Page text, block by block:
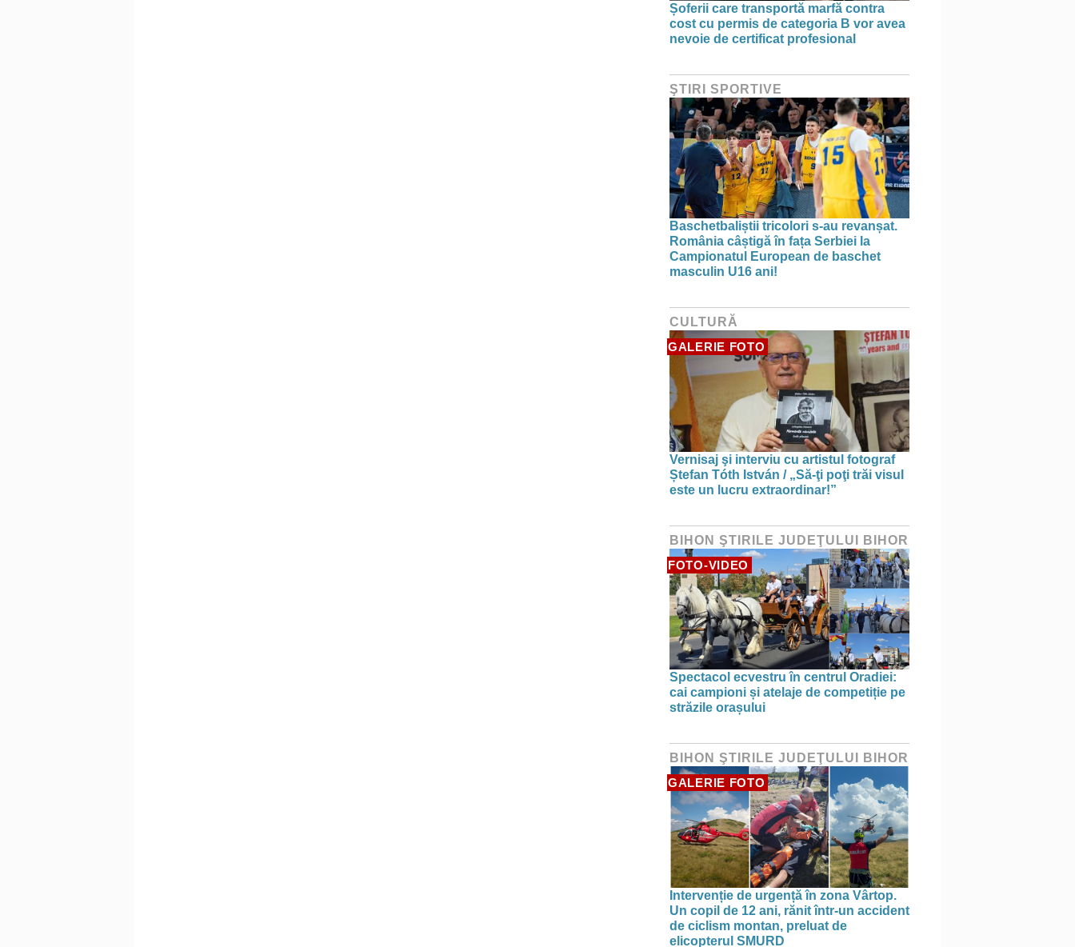
Șoferii care transportă marfă contra
cost cu permis de categoria B vor avea
nevoie de certificat profesional
ŞTIRI SPORTIVE
Baschetbaliștii tricolori s-au revanșat.
România câștigă în fața Serbiei la
Campionatul European de baschet
masculin U16 ani!
CULTURĂ
GALERIE FOTO
Vernisaj şi interviu cu artistul fotograf
Ștefan Tóth István / „Să-ţi poţi trăi visul
este un lucru extraordinar!”
BIHON ŞTIRILE JUDEŢULUI BIHOR
FOTO-VIDEO
Spectacol ecvestru în centrul Oradiei:
cai campioni și atelaje de competiție pe
străzile orașului
BIHON ŞTIRILE JUDEŢULUI BIHOR
GALERIE FOTO
Intervenție de urgență în zona Vârtop.
Un copil de 12 ani, rănit într-un accident
de ciclism montan, preluat de
elicopterul SMURD